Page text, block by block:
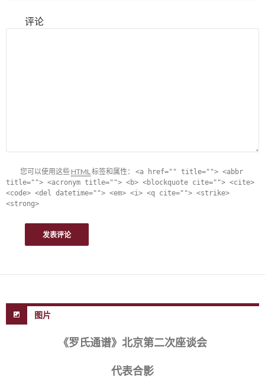
评论
您可以使用这些 HTML标签和属性： <a href="" title=""> <abbr
title=""> <acronym title=""> <b> <blockquote cite=""> <cite>
<code> <del datetime=""> <em> <i> <q cite=""> <strike>
<strong>
图片
《罗氏通谱》北京第二次座谈会
代表合影